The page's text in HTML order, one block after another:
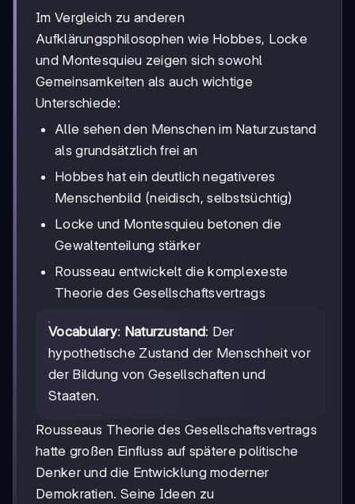
Im Vergleich zu anderen
Aufklärungsphilosophen wie Hobbes, Locke
und Montesquieu zeigen sich sowohl
Gemeinsamkeiten als auch wichtige
Unterschiede:
Alle sehen den Menschen im Naturzustand
als grundsätzlich frei an
Hobbes hat ein deutlich negativeres
Menschenbild (neidisch, selbstsüchtig)
Locke und Montesquieu betonen die
Gewaltenteilung stärker
Rousseau entwickelt die komplexeste
Theorie des Gesellschaftsvertrags
Vocabulary: Naturzustand: Der
hypothetische Zustand der Menschheit vor
der Bildung von Gesellschaften und
Staaten.
Rousseaus Theorie des Gesellschaftsvertrags
hatte großen Einfluss auf spätere politische
Denker und die Entwicklung moderner
Demokratien. Seine Ideen zu